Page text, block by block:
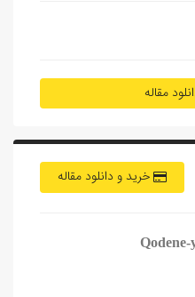
مقاله
خرید و دانلود مقاله
Qodene-